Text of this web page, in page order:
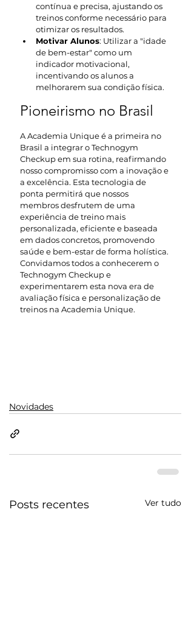
contínua e precisa, ajustando os
treinos conforme necessário para
otimizar os resultados.
Motivar Alunos: Utilizar a "idade
de bem-estar" como um
indicador motivacional,
incentivando os alunos a
melhorarem sua condição física.
Pioneirismo no Brasil
A Academia Unique é a primeira no
Brasil a integrar o Technogym
Checkup em sua rotina, reafirmando
nosso compromisso com a inovação e
a excelência. Esta tecnologia de
ponta permitirá que nossos
membros desfrutem de uma
experiência de treino mais
personalizada, eficiente e baseada
em dados concretos, promovendo
saúde e bem-estar de forma holística.
Convidamos todos a conhecerem o
Technogym Checkup e
experimentarem esta nova era de
avaliação física e personalização de
treinos na Academia Unique.
Novidades
Posts recentes Ver tudo